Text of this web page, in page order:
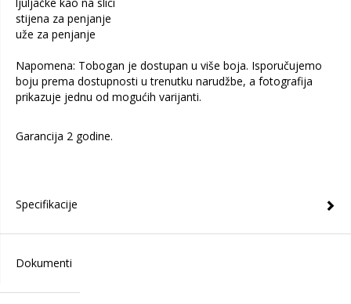
stijena za penjanje
uže za penjanje
Napomena: Tobogan je dostupan u više boja. Isporučujemo
boju prema dostupnosti u trenutku narudžbe, a fotografija
prikazuje jednu od mogućih varijanti.
Garancija 2 godine.
Specifikacije
Dokumenti